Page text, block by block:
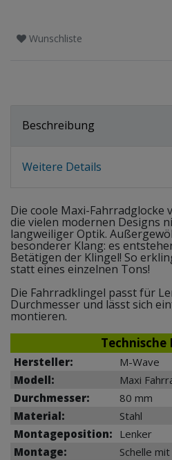
Wunschliste
Beschreibung
Weitere Details
Die coole Maxi-Fahrradglocke
die vielen modernen Designs
langweiliger Optik.
besonderer Klang: es
Betätigen der Klingel! So
statt eines einzelnen Tons!
Die Fahrradklingel passt für
Durchmesser und lässt sich
montieren.
Technische
Hersteller:
M-Wave
Modell:
Maxi
Durchmesser:
80 mm
Material:
Stahl
Montageposition: Lenker
Montage:
Schelle